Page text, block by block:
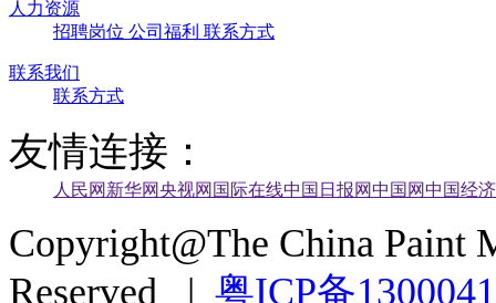
人力资源
招聘岗位 公司福利 联系方式
联系我们
联系方式
友情连接：
人民网 新华网央视网 国际在线中国日报网中国网中国经
Copyright@The China Paint
Reserved | 粤ICP备